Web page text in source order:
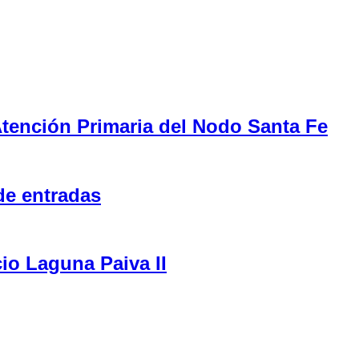
Primaria del Nodo Santa Fe
entradas
Laguna Paiva II